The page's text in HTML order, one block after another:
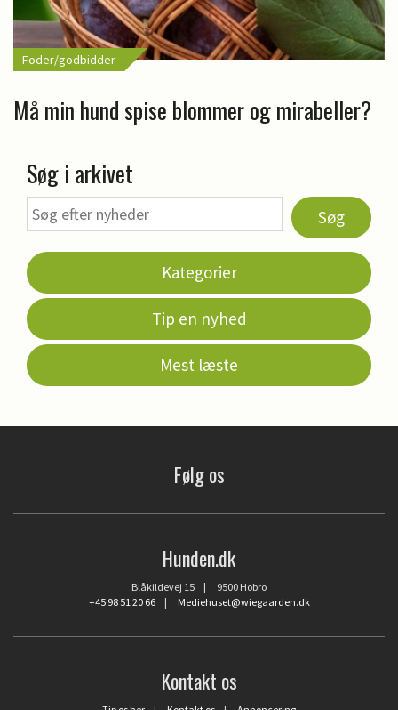
Foder/godbidder
Må min hund spise blommer og mirabeller?
Søg i arkivet
Søg
Kategorier
Tip en nyhed
Mest læste
Følg os
Hunden.dk
Blåkildevej 15 | 9500 Hobro
+45 98 51 20 66| Mediehuset@wiegaarden.dk
Kontakt os